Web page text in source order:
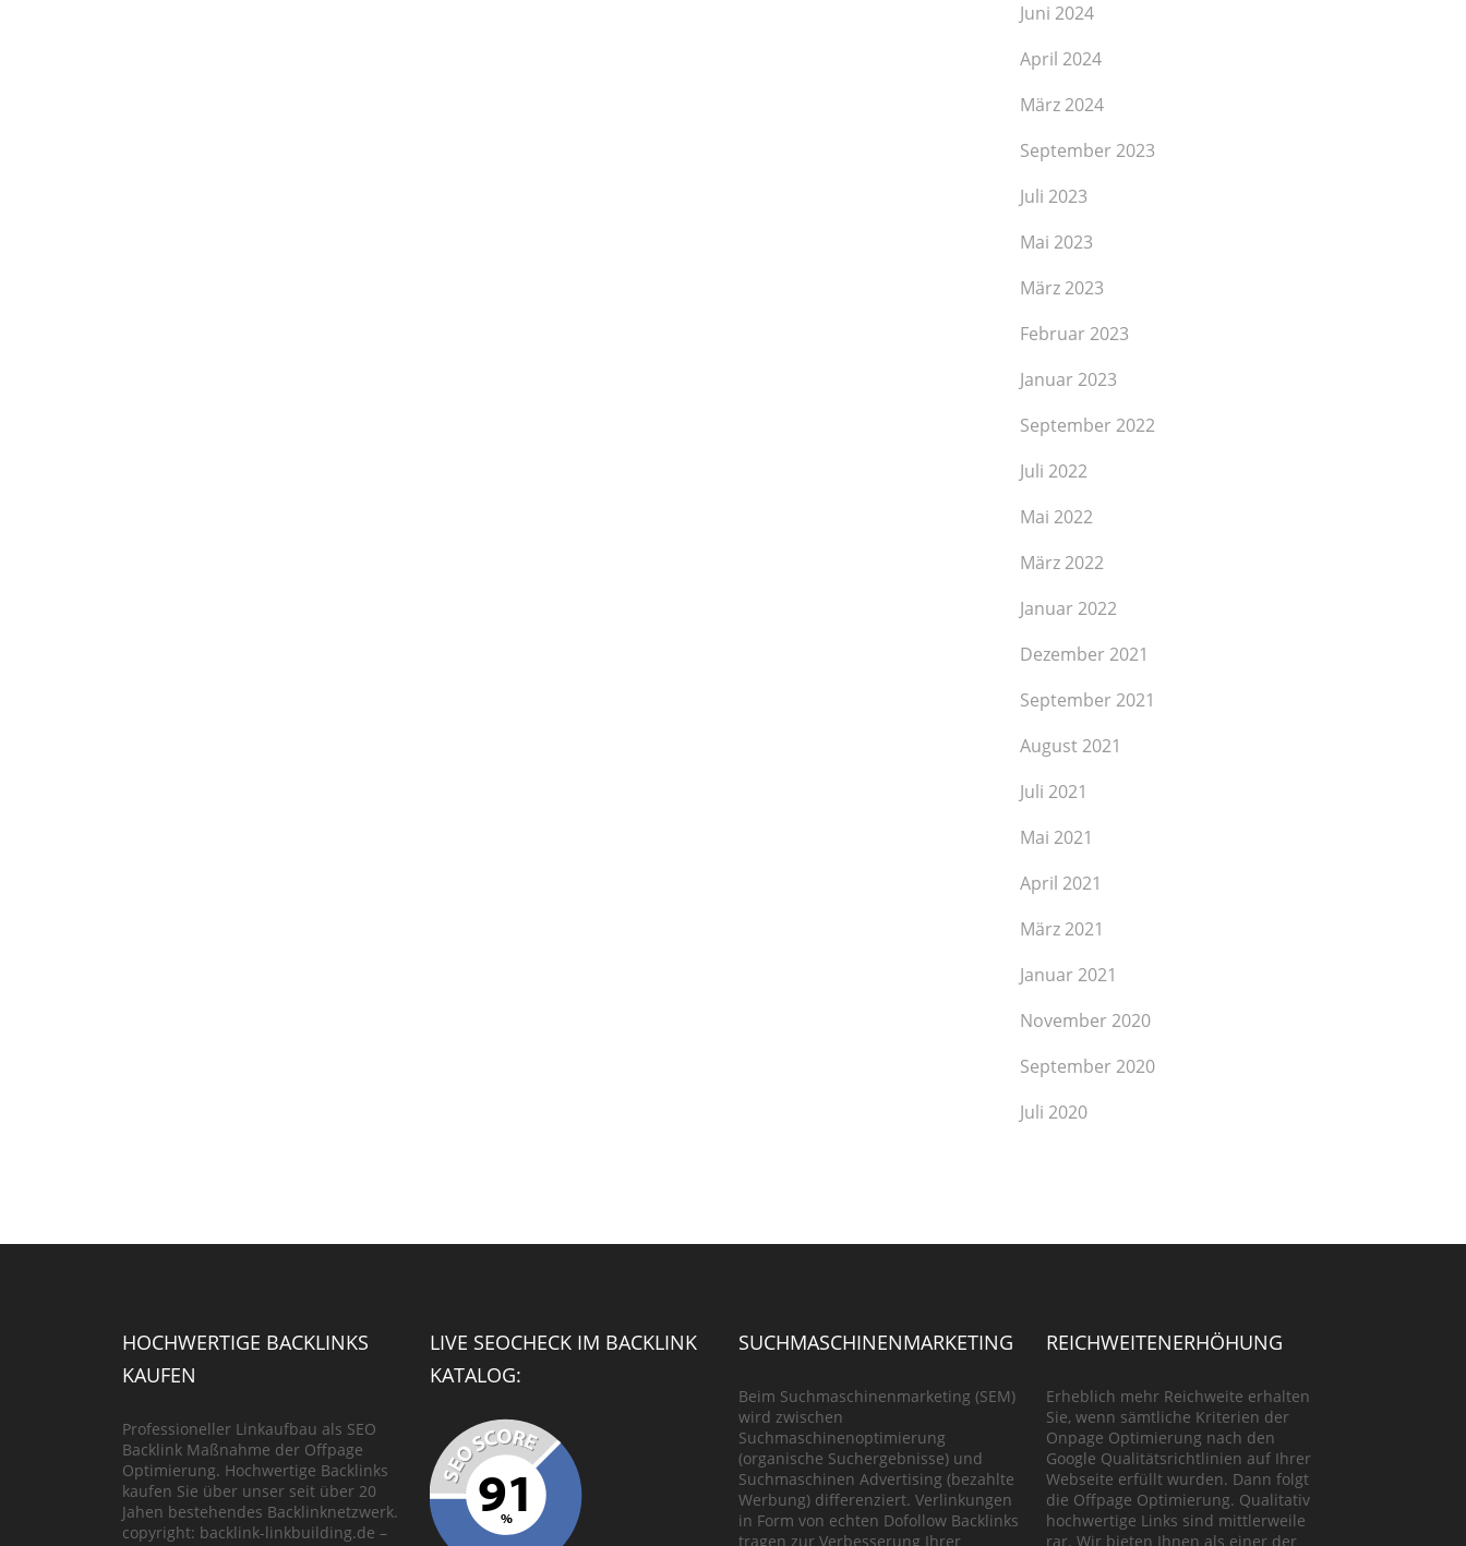
Juni 2024
April 2024
März 2024
September 2023
Juli 2023
Mai 2023
März 2023
Februar 2023
Januar 2023
September 2022
Juli 2022
Mai 2022
März 2022
Januar 2022
Dezember 2021
September 2021
August 2021
Juli 2021
Mai 2021
April 2021
März 2021
Januar 2021
November 2020
September 2020
Juli 2020
HOCHWERTIGE BACKLINKS
KAUFEN
Professioneller Linkaufbau als SEO
Backlink Maßnahme der Offpage
Optimierung. Hochwertige Backlinks
kaufen Sie über unser seit über 20
Jahen bestehendes Backlinknetzwerk.
copyright: backlink-linkbuilding.de –
LIVE SEOCHECK IM BACKLINK
KATALOG:
SUCHMASCHINENMARKETING
Beim Suchmaschinenmarketing (SEM)
wird zwischen
Suchmaschinenoptimierung
(organische Suchergebnisse) und
Suchmaschinen Advertising (bezahlte
Werbung) differenziert. Verlinkungen
in Form von echten Dofollow Backlinks
tragen zur Verbesserung Ihrer
REICHWEITENERHÖHUNG
Erheblich mehr Reichweite erhalten
Sie, wenn sämtliche Kriterien der
Onpage Optimierung nach den
Google Qualitätsrichtlinien auf Ihrer
Webseite erfüllt wurden. Dann folgt
die Offpage Optimierung. Qualitativ
hochwertige Links sind mittlerweile
rar. Wir bieten Ihnen als einer der